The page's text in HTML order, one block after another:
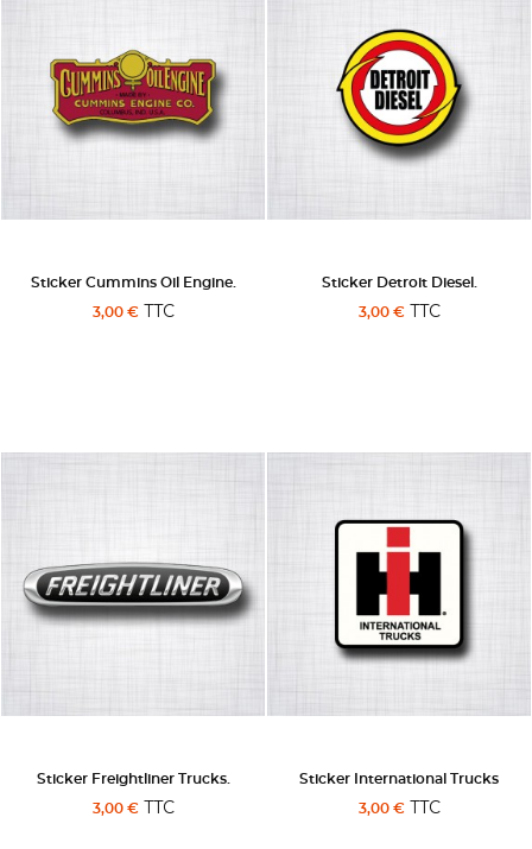
Sticker Cummins Oil Engine.
3,00 €TTC
Sticker Detroit Diesel.
3,00 €TTC
Sticker Freightliner Trucks.
3,00 €TTC
Sticker International Trucks
3,00 €TTC